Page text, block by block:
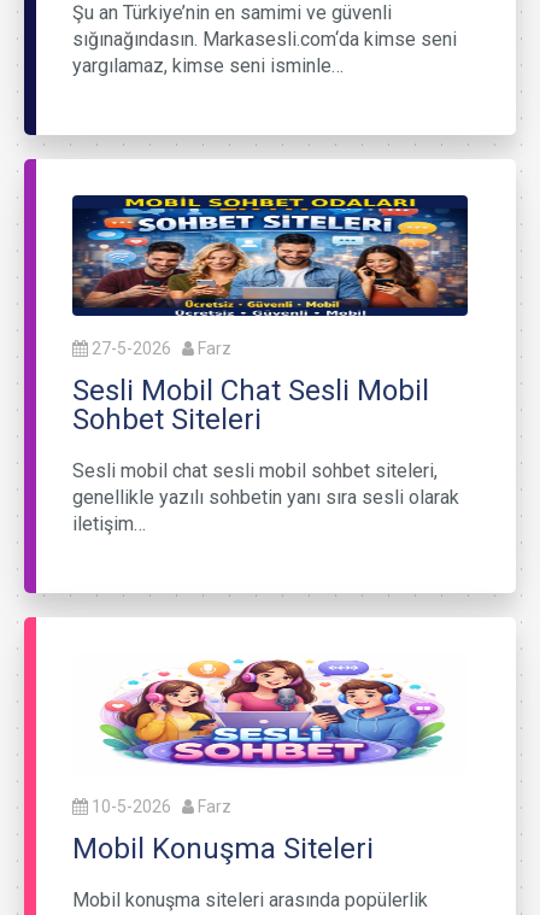
Şu an Türkiye’nin en samimi ve güvenli
sığınağındasın. Markasesli.com‘da kimse seni
yargılamaz, kimse seni isminle…
27-5-2026 Farz
Sesli Mobil Chat Sesli Mobil
Sohbet Siteleri
Sesli mobil chat sesli mobil sohbet siteleri,
genellikle yazılı sohbetin yanı sıra sesli olarak
iletişim…
10-5-2026 Farz
Mobil Konuşma Siteleri
Mobil konuşma siteleri arasında popülerlik